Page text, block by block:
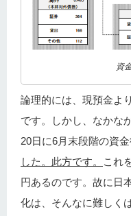
資
論理的には、現預金よ
です。しかし、なかな
20日に6月末段階の資金
した。此方です。
これ
円あるのです。故に日
化は、そんなに難しく